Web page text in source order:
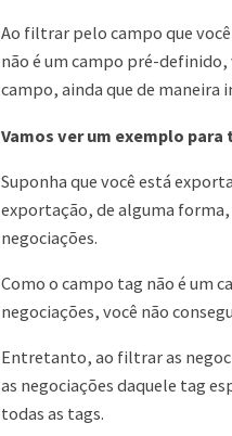
Ao filtrar pelo campo que
não é um campo pré-
campo, ainda que de maneira
Vamos ver um exemplo
Suponha que você está
exportação, de alguma
negociações.
Como o campo tag não é um
negociações, você não
Entretanto, ao filtrar as
as negociações daquele tag
todas as tags.